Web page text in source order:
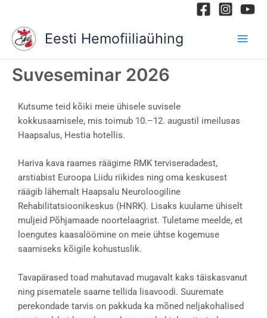
content
Eesti Hemofiiliaühing
Suveseminar 2026
Kutsume teid kõiki meie ühisele suvisele
kokkusaamisele, mis toimub 10.–12. augustil imeilusas
Haapsalus, Hestia hotellis.
Hariva kava raames räägime RMK terviseradadest,
arstiabist Euroopa Liidu riikides ning oma keskusest
räägib lähemalt Haapsalu Neuroloogiline
Rehabilitatsioonikeskus (HNRK). Lisaks kuulame ühiselt
muljeid Põhjamaade noortelaagrist. Tuletame meelde, et
loengutes kaasalöömine on meie ühtse kogemuse
saamiseks kõigile kohustuslik.
Tavapärased toad mahutavad mugavalt kaks täiskasvanut
ning pisematele saame tellida lisavoodi. Suuremate
perekondade tarvis on pakkuda ka mõned neljakohalised